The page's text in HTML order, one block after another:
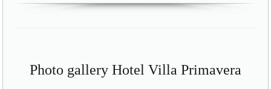
Photo gallery Hotel Villa Primavera